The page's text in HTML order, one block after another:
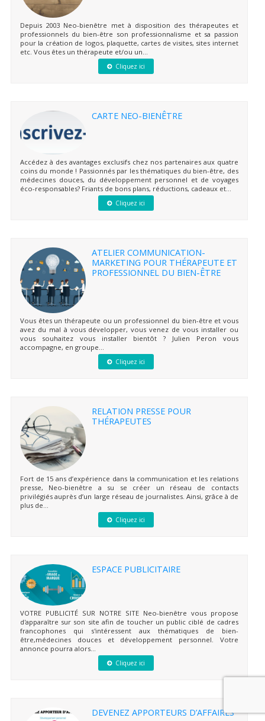
Depuis 2003 Neo-bienêtre met à disposition des thérapeutes et
professionnels du bien-être son professionnalisme et sa passion
pour la création de logos, plaquette, cartes de visites, sites internet
etc. Vous êtes un thérapeute et/ou un...
Cliquez ici
CARTE NEO-BIENÊTRE
Accédez à des avantages exclusifs chez nos partenaires aux quatre
coins du monde ! Passionnés par les thématiques du bien-être, des
médecines douces, du développement personnel et de voyages
éco-responsables? Friants de bons plans, réductions, cadeaux et...
Cliquez ici
ATELIER COMMUNICATION-
MARKETING POUR THÉRAPEUTE ET
PROFESSIONNEL DU BIEN-ÊTRE
Vous êtes un thérapeute ou un professionnel du bien-être et vous
avez du mal à vous développer, vous venez de vous installer ou
vous souhaitez vous installer bientôt ? Julien Peron vous
accompagne, en groupe...
Cliquez ici
RELATION PRESSE POUR
THÉRAPEUTES
Fort de 15 ans d’expérience dans la communication et les relations
presse, Neo-bienêtre a su se créer un réseau de contacts
privilégiés auprès d’un large réseau de journalistes. Ainsi, grâce à de
plus de...
Cliquez ici
ESPACE PUBLICITAIRE
VOTRE PUBLICITÉ SUR NOTRE SITE Neo-bienêtre vous propose
d'apparaître sur son site afin de toucher un public ciblé de cadres
francophones qui s'intéressent aux thématiques de bien-
être,médecines douces et développement personnel. Votre
annonce pourra alors...
Cliquez ici
DEVENEZ APPORTEURS D’AFFAIRES